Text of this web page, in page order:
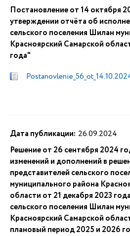
Постановление от 14 октября
утверждении отчёта об
сельского поселения Шилан
Красноярский Самарской
года"
Дата публикации: 26.09.2024
Решение от 26 сентября 2024
изменений и дополнений в
представителей сельского
муниципального района
области от 21 декабря 2023
сельского поселения Шилан
Красноярский Самарской
плановый период 2025 и 2026